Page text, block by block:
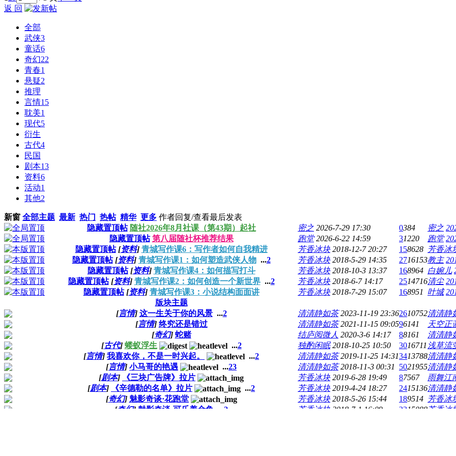
返 回
全部
武侠3
童话6
奇幻22
青春1
悬疑2
推理
言情15
耽美1
现代5
衍生
古代4
民国
剧本13
资料6
活动1
其他2
新窗 全部主题 最新 热门 热帖 精华 更多 作者回复/查看最后发表
隐藏置顶帖 随社2026年8月社课（第43期）起社 密之 2026-7-29 17:30 0384 密之
隐藏置顶帖 第八届随社杯推荐结果 跑堂 2026-6-22 14:59 31220 跑堂
隐藏置顶帖 [资料] 青城写作课6：写作者如何自我精进 芳香冰块 2018-12-7 20:27 158628 芳香冰
隐藏置顶帖 [资料] 青城写作课1：如何塑造武侠人物 ...2 芳香冰块 2018-5-29 14:35 2716153教主
隐藏置顶帖 [资料] 青城写作课4：如何描写打斗 芳香冰块 2018-10-3 13:37 168964 白婉儿
隐藏置顶帖 [资料] 青城写作课2：如何创造一个新世界 ...2 芳香冰块 2018-6-7 14:17 2514716清尘
隐藏置顶帖 [资料] 青城写作课3：小说结构面面讲 芳香冰块 2018-7-29 15:07 168951 叶城
版块主题
[言情] 这一生关于你的风景 ...2 清清静如茶 2023-11-19 23:362610752清清静
[言情] 终究还是错过 清清静如茶 2021-11-15 09:0596141 天空正
[奇幻] 蛇赌 结庐阅微人 2020-3-6 14:17 88161 清清静
[古代] 蝼蚁浮生 ...2 独酌闲眠 2018-10-25 10:50 3016711 浅草流
[言情] 我喜欢你，不是一时兴起。 ...2 清清静如茶 2019-11-25 14:313413788清清静
[言情] 小马哥的艳遇 ...23 清清静如茶 2018-11-3 00:31 5021955清清静
[剧本] 《三块广告牌》拉片 芳香冰块 2019-6-28 19:49 87567 雨舞江
[剧本] 《辛德勒的名单》拉片 ...2 芳香冰块 2019-4-24 18:27 2415136清清静
[奇幻] 魅影奇谈·花跑堂 芳香冰块 2018-5-26 15:44 189514 芳香冰
[奇幻] 魅影奇谈·可乐养金鱼 2 芳香冰块 2018-7-1 16:09 2315088芳香冰